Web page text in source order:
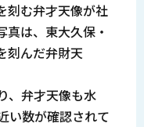
刻む弁才天像が社
は、東大久保・
刻んだ弁財天
、弁才天像も水
い数が確認されて